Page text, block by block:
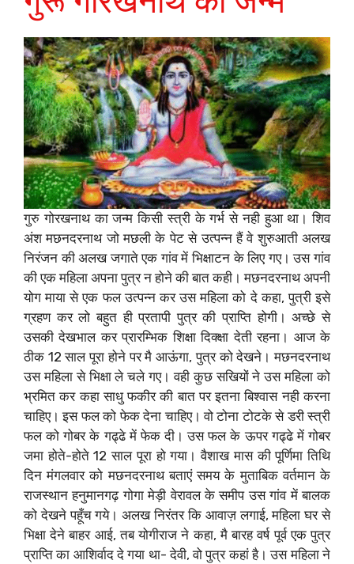
गुरु गोरखनाथ का जन्म किसी स्त्री के गर्भ से नही हुआ था। शिव
अंश मछनदरनाथ जो मछली के पेट से उत्पन्न हैं वे शुरुआती अलख
निरंजन की अलख जगाते एक गांव में भिक्षाटन के लिए गए। उस गांव
की एक महिला अपना पुत्र न होने की बात कही। मछनदरनाथ अपनी
योग माया से एक फल उत्पन्न कर उस महिला को दे कहा, पुत्री इसे
ग्रहण कर लो बहुत ही प्रतापी पुत्र की प्राप्ति होगी। अच्छे से
उसकी देखभाल कर प्रारम्भिक शिक्षा दिक्क्षा देती रहना। आज के
ठीक 12 साल पूरा होने पर मै आऊंगा, पुत्र को देखने। मछनदरनाथ
उस महिला से भिक्षा ले चले गए। वही कुछ सखियों ने उस महिला को
भ्रमित कर कहा साधु फकीर की बात पर इतना बिश्वास नही करना
चाहिए। इस फल को फेक देना चाहिए। वो टोना टोटके से डरी स्त्री
फल को गोबर के गढ्ढे में फेक दी। उस फल के ऊपर गढ्ढे में गोबर
जमा होते-होते 12 साल पूरा हो गया। वैशाख मास की पूर्णिमा तिथि
दिन मंगलवार को मछनदरनाथ बताएं समय के मुताबिक वर्तमान के
राजस्थान हनुमानगढ़ गोगा मेड़ी वेरावल के समीप उस गांव में बालक
को देखने पहूँच गये। अलख निरंतर कि आवाज़ लगाई, महिला घर से
भिक्षा देने बाहर आई, तब योगीराज ने कहा, मै बारह वर्ष पूर्व एक पुत्र
प्राप्ति का आशिर्वाद दे गया था- देवी, वो पुत्र कहां है। उस महिला ने